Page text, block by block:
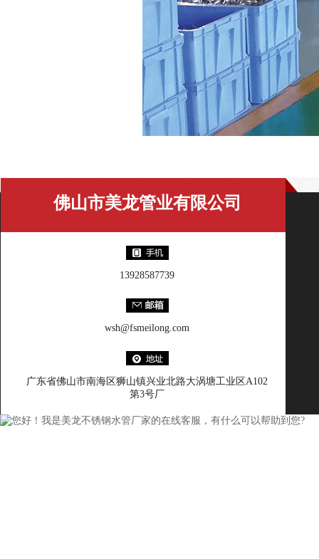
佛山市美龙管业有限公司
13928587739
wsh@fsmeilong.com
广东省佛山市南海区狮山镇兴业北路大涡塘工业区A102
第3号厂